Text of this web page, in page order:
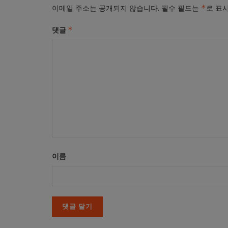
이메일 주소는 공개되지 않습니다. 필수 필드는 *로 표
댓글 *
이름